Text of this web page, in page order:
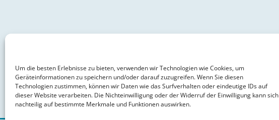
Um die besten Erlebnisse zu bieten, verwenden wir Technologien wie Cookies, um
Geräteinformationen zu speichern und/oder darauf zuzugreifen. Wenn Sie diesen
Technologien zustimmen, können wir Daten wie das Surfverhalten oder eindeutige IDs auf
dieser Website verarbeiten. Die Nichteinwilligung oder der Widerruf der Einwilligung kann sich
nachteilig auf bestimmte Merkmale und Funktionen auswirken.